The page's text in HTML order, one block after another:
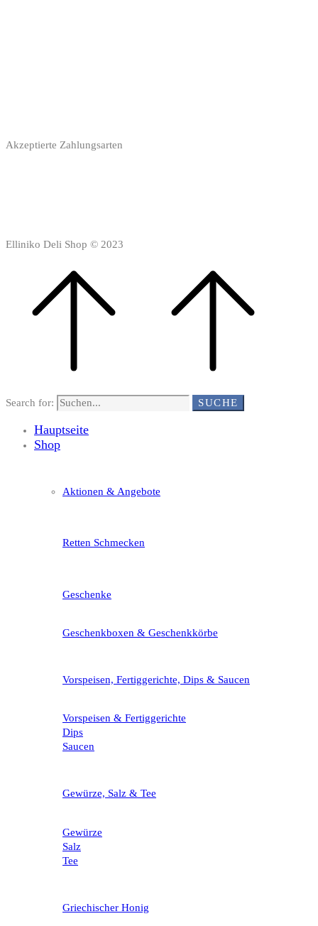
Akzeptierte Zahlungsarten
Elliniko Deli Shop © 2023
Search for: SUCHE
Hauptseite
Shop
Aktionen & Angebote
Retten Schmecken
Geschenke
Geschenkboxen & Geschenkkörbe
Vorspeisen, Fertiggerichte, Dips & Saucen
Vorspeisen & Fertiggerichte
Dips
Saucen
Gewürze, Salz & Tee
Gewürze
Salz
Tee
Griechischer Honig